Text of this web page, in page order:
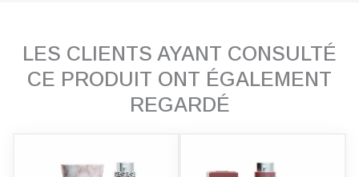
LES CLIENTS AYANT CONSULTÉ
CE PRODUIT ONT ÉGALEMENT
REGARDÉ